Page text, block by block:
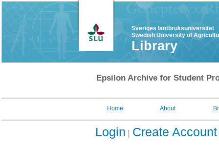
Sveriges lantbruksuniversitet
Swedish University of
Library
Epsilon Archive for Student
Home About
Login Create Account